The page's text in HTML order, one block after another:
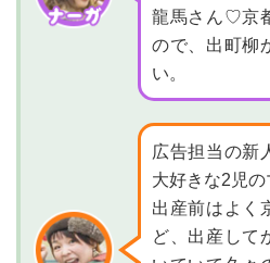
龍馬さん♡京
ので、出町柳
い。
広告担当の新
大好きな2児の
出産前はよく
ど、出産して